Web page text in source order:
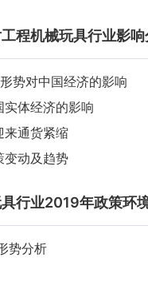
程机械玩具行业影
势对中国经济的影响
体经济的影响
来通货紧缩
变动及趋势
行业2019年政策环
势分析